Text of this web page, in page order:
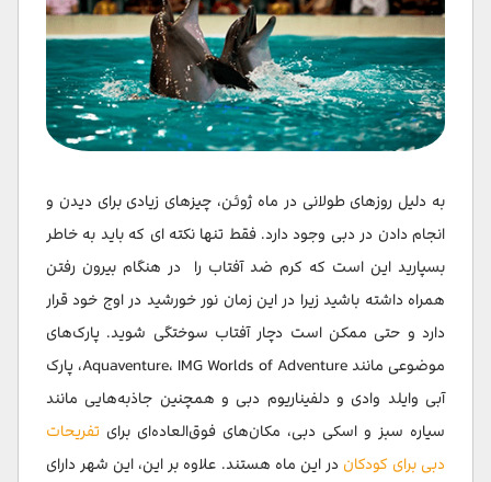
به دلیل روزهای طولانی در ماه ژوئن، چیزهای زیادی برای دیدن و
انجام دادن در دبی وجود دارد. فقط تنها نکته ای که باید به خاطر
بسپارید این است که کرم ضد آفتاب را در هنگام بیرون رفتن
همراه داشته باشید زیرا در این زمان نور خورشید در اوج خود قرار
دارد و حتی ممکن است دچار آفتاب سوختگی شوید. پارک‌های
موضوعی مانند Aquaventure، IMG Worlds of Adventure، پارک
آبی وایلد وادی و دلفیناریوم دبی و همچنین جاذبه‌هایی مانند
سیاره سبز و اسکی دبی، مکان‌های فوق‌العاده‌ای برای تفریحات
دبی برای کودکان در این ماه هستند. علاوه بر این، این شهر دارای